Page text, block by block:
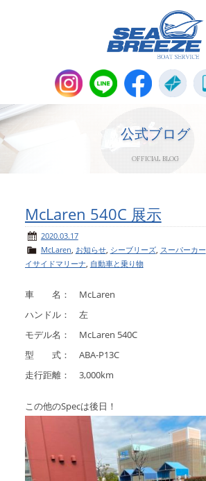
パーツ販売・アパレル商品
ニュース＆トピックス
会社概要
アクセスマップ
お問い合わせ
リンク
公式ブログ
OFFICIAL BLOG
McLaren 540C 展示
2020.03.17
McLaren お知らせ, シーブリーズ, スーパーカー
イサイドマリーナ 自動車と乗り物
車 名： McLaren
ハンドル： 左
モデル名： McLaren 540C
型 式： ABA-P13C
走行距離： 3,000km
この他のSpecは後日！